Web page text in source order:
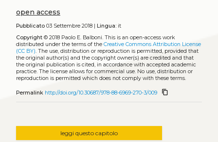
open access
Pubblicato03 Settembre 2018 | Lingua:it
Copyright© 2018 Paolo E. Balboni. This is an open-access work
distributed under the terms of the Creative Commons Attribution License
(CC BY). The use, distribution or reproduction is permitted, provided that
the original author(s) and the copyright owner(s) are credited and that
the original publication is cited, in accordance with accepted academic
practice. The license allows for commercial use. No use, distribution or
reproduction is permitted which does not comply with these terms.
Permalink http://doi.org/10.30687/978-88-6969-270-3/009 content_copy
leggi questo capitolo